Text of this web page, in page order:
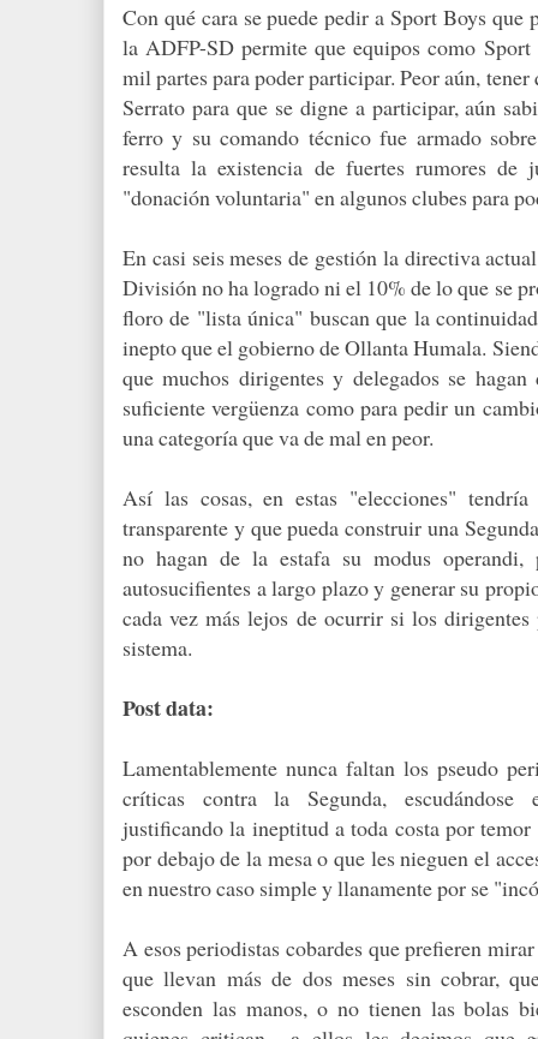
Con qué cara se puede pedir a Sport Boys que
la ADFP-SD permite que equipos como
mil partes para poder participar. Peor aún,
Serrato para que se digne a participar, aún
ferro y su comando técnico fue armado
resulta la existencia de fuertes rumores de
"donación voluntaria" en algunos clubes para
En casi seis meses de gestión la directiva
División no ha logrado ni el 10% de lo que se
floro de "lista única" buscan que la
inepto que el gobierno de Ollanta Humala.
que muchos dirigentes y delegados se
suficiente vergüenza como para pedir un
una categoría que va de mal en peor.
Así las cosas, en estas "elecciones"
transparente y que pueda construir una
no hagan de la estafa su modus operandi,
autosucifientes a largo plazo y generar su
cada vez más lejos de ocurrir si los
sistema.
Post data:
Lamentablemente nunca faltan los pseudo
críticas contra la Segunda, escudándose
justificando la ineptitud a toda costa por
por debajo de la mesa o que les nieguen el
en nuestro caso simple y llanamente por se
A esos periodistas cobardes que prefieren
que llevan más de dos meses sin cobrar,
esconden las manos, o no tienen las bolas